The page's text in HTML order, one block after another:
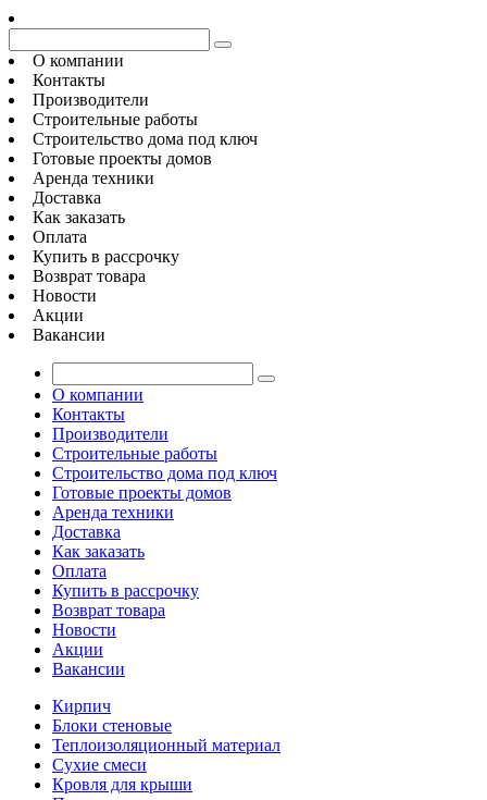
О компании
Контакты
Производители
Строительные работы
Строительство дома под ключ
Готовые проекты домов
Аренда техники
Доставка
Как заказать
Оплата
Купить в рассрочку
Возврат товара
Новости
Акции
Вакансии
О компании
Контакты
Производители
Строительные работы
Строительство дома под ключ
Готовые проекты домов
Аренда техники
Доставка
Как заказать
Оплата
Купить в рассрочку
Возврат товара
Новости
Акции
Вакансии
Кирпич
Блоки стеновые
Теплоизоляционный материал
Сухие смеси
Кровля для крыши